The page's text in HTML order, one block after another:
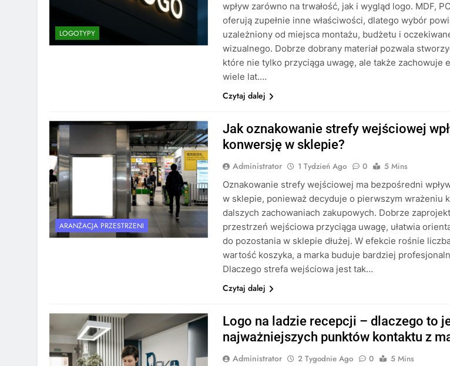
LOGOTYPY
wpływ zarówno na trwałość, jak i wygląd logo. MDF,
oferują zupełnie inne właściwości, dlatego wybór
uzależniony od miejsca montażu, budżetu i
wizualnego. Dobrze dobrany materiał pozwala
które nie tylko przyciąga uwagę, ale także zachowuje
wiele lat….
Czytaj dalej
ARANŻACJA PRZESTRZENI
Jak oznakowanie strefy wejściowej
konwersję w sklepie?
Administrator 1 Tydzień Ago 0
5 Mins
Oznakowanie strefy wejściowej ma bezpośredni
w sklepie, ponieważ decyduje o pierwszym wrażeniu
dalszych zachowaniach zakupowych. Dobrze
przestrzeń wejściowa przyciąga uwagę, ułatwia
do pozostania w sklepie dłużej. W efekcie rośnie
wartość koszyka, a marka buduje bardziej
Dlaczego strefa wejściowa jest tak…
Czytaj dalej
Logo na ladzie recepcji – dlaczego to
najważniejszych punktów kontaktu z
Administrator 2 Tygodnie Ago 0
5 Mins